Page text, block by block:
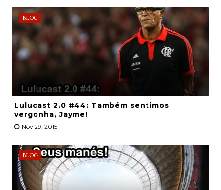
BLOG
Lulucast 2.0 #44: Também sentimos
vergonha, Jayme!
Nov 29, 2015
BLOG